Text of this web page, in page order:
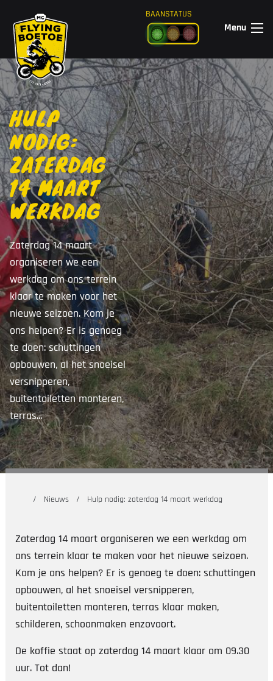
BAANSTATUS
Menu
HULP
NODIG:
ZATERDAG
14 MAART
WERKDAG
Zaterdag 14 maart
organiseren we een
werkdag om ons terrein
klaar te maken voor het
nieuwe seizoen. Kom je
ons helpen? Er is genoeg
te doen: schuttingen
opbouwen, al het snoeisel
versnipperen,
buitentoiletten monteren,
terras...
Nieuws Hulp nodig: zaterdag 14 maart werkdag
Zaterdag 14 maart organiseren we een werkdag om
ons terrein klaar te maken voor het nieuwe seizoen.
Kom je ons helpen? Er is genoeg te doen: schuttingen
opbouwen, al het snoeisel versnipperen,
buitentoiletten monteren, terras klaar maken,
schilderen, schoonmaken enzovoort.
De koffie staat op zaterdag 14 maart klaar om 09.30
uur. Tot dan!